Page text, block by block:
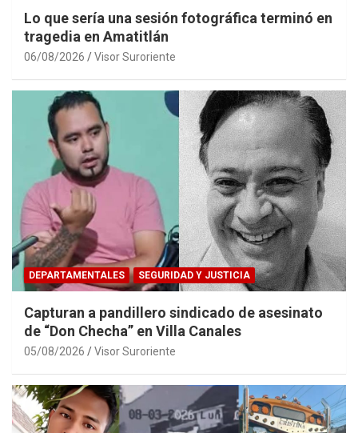
Lo que sería una sesión fotográfica terminó en
tragedia en Amatitlán
06/08/2026 Visor Suroriente
DEPARTAMENTALES SEGURIDAD Y JUSTICIA
Capturan a pandillero sindicado de asesinato
de “Don Checha” en Villa Canales
05/08/2026 Visor Suroriente